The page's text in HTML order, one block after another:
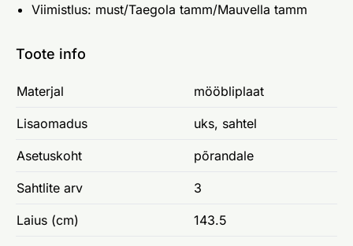
Viimistlus: must/Taegola tamm/Mauvella tamm
Toote info
Materjal mööbliplaat
Lisaomadus uks, sahtel
Asetuskoht põrandale
Sahtlite arv 3
Laius (cm) 143.5